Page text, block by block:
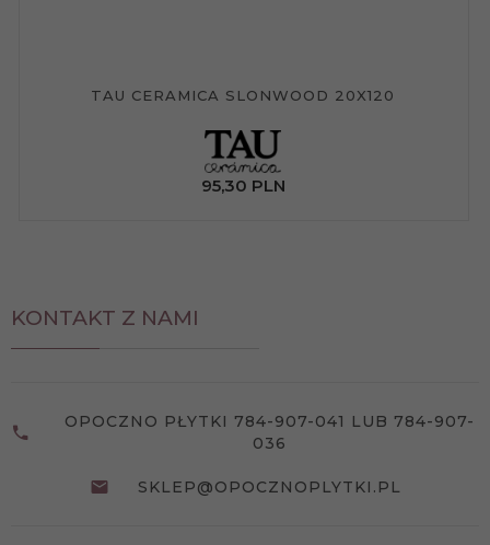
TAU CERAMICA SLONWOOD 20X120
95,30 PLN
KONTAKT Z NAMI
OPOCZNO PŁYTKI 784-907-041 LUB 784-907-
036
SKLEP@OPOCZNOPLYTKI.PL